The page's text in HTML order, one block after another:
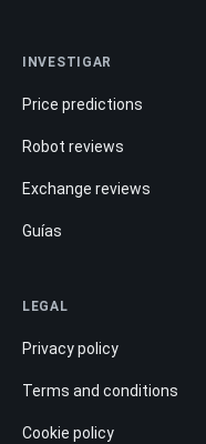
INVESTIGAR
Price predictions
Robot reviews
Exchange reviews
Guías
LEGAL
Privacy policy
Terms and conditions
Cookie policy